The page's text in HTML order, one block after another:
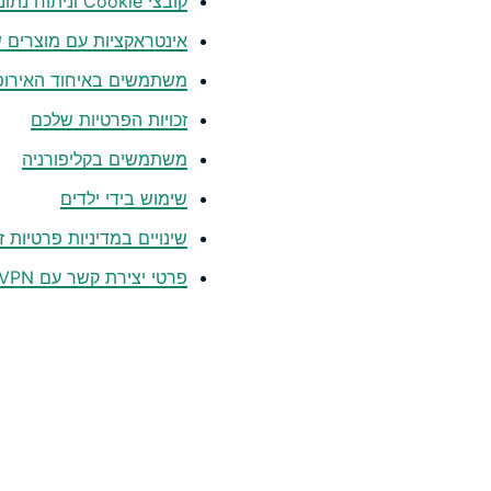
אינטראקציות עם
משתמשים באיחוד
זכויות הפרטיות שלכם
משתמשים בקליפורניה
שימוש בידי ילדים
שינויים במדיניות פרטיות
פרטי יצירת קשר עם ExpressVPN